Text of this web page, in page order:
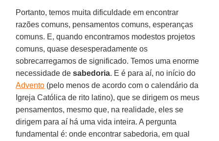
Portanto, temos muita dificuldade em encontrar
razões comuns, pensamentos comuns, esperanças
comuns. E, quando encontramos modestos projetos
comuns, quase desesperadamente os
sobrecarregamos de significado. Temos uma enorme
necessidade desabedoria. E é para aí, no início do
Advento (pelo menos de acordo com o calendário da
Igreja Católica de rito latino), que se dirigem os meus
pensamentos, mesmo que, na realidade, eles se
dirigem para aí há uma vida inteira. A pergunta
fundamental é: onde encontrar sabedoria, em qual